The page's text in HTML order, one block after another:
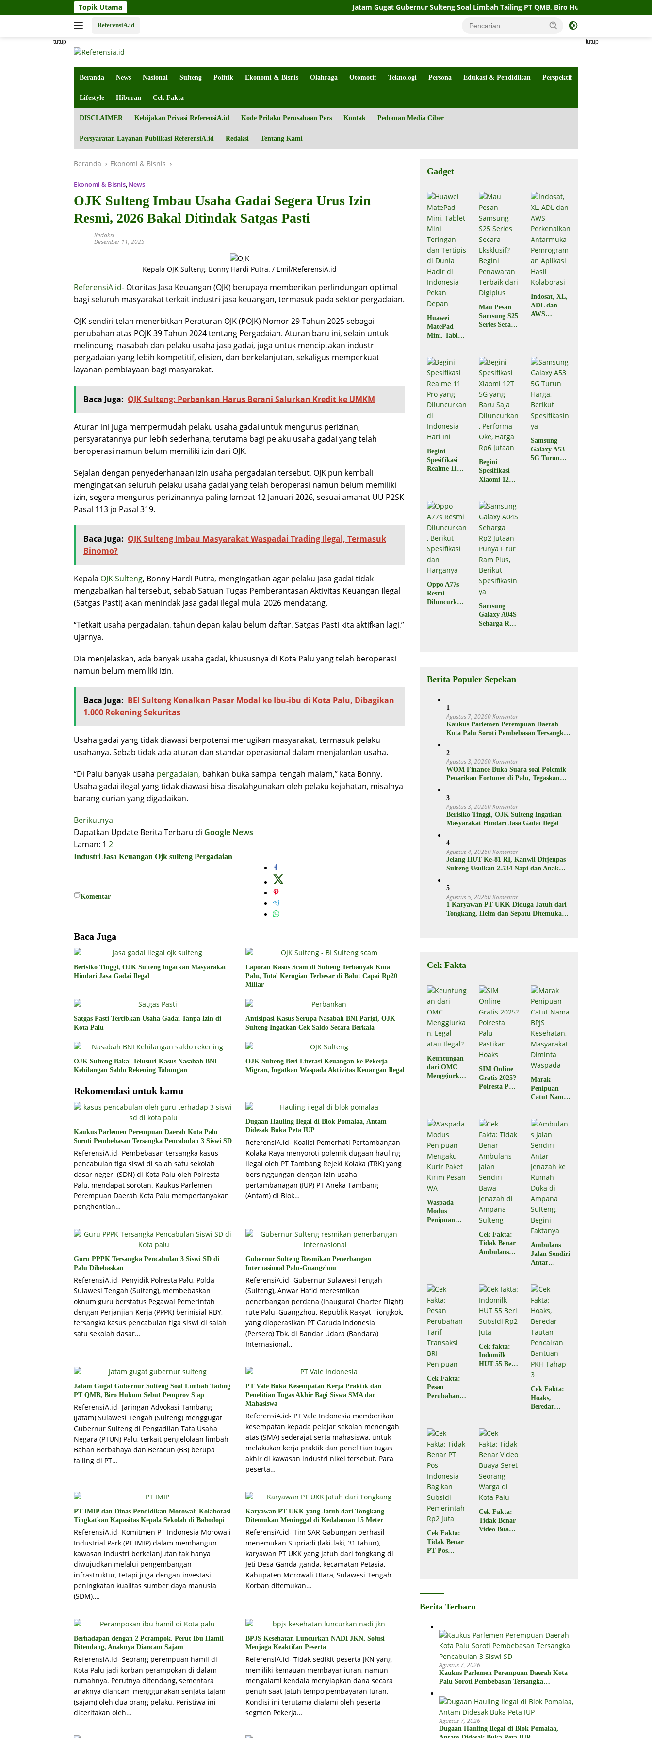
ke
Topik Utama Jatam Gugat Gubernur Sulteng Soal Limbah Tailing PT QMB, Biro Hukum Sebut Pemprov Siap
ReferensiA.id
tutup tutup
Beranda News Nasional Sulteng Politik Ekonomi & Bisnis Olahraga Otomotif Teknologi Persona Edukasi & Pendidikan Perspektif
Lifestyle Hiburan Cek Fakta
DISCLAIMER Kebijakan Privasi ReferensiA.id Kode Prilaku Perusahaan Pers Kontak Pedoman Media Ciber
Persyaratan Layanan Publikasi ReferensiA.id Redaksi Tentang Kami
Beranda Ekonomi & Bisnis
Ekonomi & Bisnis, News
OJK Sulteng Imbau Usaha Gadai Segera Urus Izin
Resmi, 2026 Bakal Ditindak Satgas Pasti
Redaksi
Desember 11, 2025
Kepala OJK Sulteng, Bonny Hardi Putra. / Emil/ReferensiA.id
ReferensiA.id- Otoritas Jasa Keuangan (OJK) berupaya memberikan perlindungan optimal
bagi seluruh masyarakat terkait industri jasa keuangan, termasuk pada sektor pergadaian.
OJK sendiri telah menerbitkan Peraturan OJK (POJK) Nomor 29 Tahun 2025 sebagai
perubahan atas POJK 39 Tahun 2024 tentang Pergadaian. Aturan baru ini, selain untuk
melindungi nasabah dan pelaku usaha jasa gadai, juga untuk menciptakan industri
pergadaian yang lebih kompetitif, efisien, dan berkelanjutan, sekaligus memperkuat
layanan pembiayaan bagi masyarakat.
Baca Juga: OJK Sulteng: Perbankan Harus Berani Salurkan Kredit ke UMKM
Aturan ini juga mempermudah pelaku usaha gadai untuk mengurus perizinan,
persyaratannya pun lebih sederhana, terutama bagi pelaku usaha gadai yang telah
beroperasi namun belum memiliki izin dari OJK.
Sejalan dengan penyederhanaan izin usaha pergadaian tersebut, OJK pun kembali
mengingatkan seluruh pelaku usaha gadai yang telah beroperasi namun belum memiliki
izin, segera mengurus perizinannya paling lambat 12 Januari 2026, sesuai amanat UU P2SK
Pasal 113 jo Pasal 319.
Baca Juga: OJK Sulteng Imbau Masyarakat Waspadai Trading Ilegal, Termasuk
Binomo?
Kepala OJK Sulteng, Bonny Hardi Putra, mengingatkan agar pelaku jasa gadai tidak
mengabaikan hal tersebut, sebab ​​​Satuan Tugas Pemberantasan Aktivitas Keuangan Ilegal
(Satgas Pasti) akan menindak jasa gadai ilegal mulai 2026 mendatang.
“Tetkait usaha pergadaian, tahun depan kalau belum daftar, Satgas Pasti kita aktifkan lagi,”
ujarnya.
Dia menjelaskan, ada banyak usaha gadai, khususnya di Kota Palu yang telah beroperasi
namun belum memiliki izin.
Baca Juga: BEI Sulteng Kenalkan Pasar Modal ke Ibu-ibu di Kota Palu, Dibagikan
1.000 Rekening Sekuritas
Usaha gadai yang tidak diawasi berpotensi merugikan masyarakat, termasuk pelaku
usahanya. Sebab tidak ada aturan dan standar operasional dalam menjalanlan usaha.
“Di Palu banyak usaha pergadaian, bahkan buka sampai tengah malam,” kata Bonny.
Usaha gadai ilegal yang tidak diawasi bisa disalahgunakan oleh pelaku kejahatan, misalnya
barang curian yang digadaikan.
Berikutnya
Dapatkan Update Berita Terbaru di Google News
Laman: 1 2
Industri Jasa Keuangan Ojk sulteng Pergadaian
Komentar
Baca Juga
Berisiko Tinggi, OJK Sulteng Ingatkan Masyarakat
Hindari Jasa Gadai Ilegal
Laporan Kasus Scam di Sulteng Terbanyak Kota
Palu, Total Kerugian Terbesar di Balut Capai Rp20
Miliar
Satgas Pasti Tertibkan Usaha Gadai Tanpa Izin di
Kota Palu
Antisipasi Kasus Serupa Nasabah BNI Parigi, OJK
Sulteng Ingatkan Cek Saldo Secara Berkala
OJK Sulteng Bakal Telusuri Kasus Nasabah BNI
Kehilangan Saldo Rekening Tabungan
OJK Sulteng Beri Literasi Keuangan ke Pekerja
Migran, Ingatkan Waspada Aktivitas Keuangan Ilegal
Rekomendasi untuk kamu
Kaukus Parlemen Perempuan Daerah Kota Palu
Soroti Pembebasan Tersangka Pencabulan 3 Siswi SD
ReferensiA.id- Pembebasan tersangka kasus
pencabulan tiga siswi di salah satu sekolah
dasar negeri (SDN) di Kota Palu oleh Polresta
Palu, mendapat sorotan. Kaukus Parlemen
Perempuan Daerah Kota Palu mempertanyakan
penghentian…
Dugaan Hauling Ilegal di Blok Pomalaa, Antam
Didesak Buka Peta IUP
ReferensiA.id- Koalisi Pemerhati Pertambangan
Kolaka Raya menyoroti polemik dugaan hauling
ilegal oleh PT Tambang Rejeki Kolaka (TRK) yang
bersinggungan dengan izin usaha
pertambanagan (IUP) PT Aneka Tambang
(Antam) di Blok…
Guru PPPK Tersangka Pencabulan 3 Siswi SD di
Palu Dibebaskan
ReferensiA.id- Penyidik Polresta Palu, Polda
Sulawesi Tengah (Sulteng), membebaskan
oknum guru berstatus Pegawai Pemerintah
dengan Perjanjian Kerja (PPPK) berinisial RBY,
tersangka kasus pencabulan tiga siswi di salah
satu sekolah dasar…
Gubernur Sulteng Resmikan Penerbangan
Internasional Palu-Guangzhou
ReferensiA.id- Gubernur Sulawesi Tengah
(Sulteng), Anwar Hafid meresmikan
penerbangan perdana (Inaugural Charter Flight)
rute Palu–Guangzhou, Republik Rakyat Tiongkok,
yang dioperasikan PT Garuda Indonesia
(Persero) Tbk, di Bandar Udara (Bandara)
Internasional…
Jatam Gugat Gubernur Sulteng Soal Limbah Tailing
PT QMB, Biro Hukum Sebut Pemprov Siap
ReferensiA.id- Jaringan Advokasi Tambang
(Jatam) Sulawesi Tengah (Sulteng) menggugat
Gubernur Sulteng di Pengadilan Tata Usaha
Negara (PTUN) Palu, terkait pengelolaan limbah
Bahan Berbahaya dan Beracun (B3) berupa
tailing di PT…
PT Vale Buka Kesempatan Kerja Praktik dan
Penelitian Tugas Akhir Bagi Siswa SMA dan
Mahasiswa
ReferensiA.id- PT Vale Indonesia memberikan
kesempatan kepada pelajar sekolah menengah
atas (SMA) sederajat serta mahasiswa, untuk
melakukan kerja praktik dan penelitian tugas
akhir di kawasan industri nikel tersebut. Para
peserta…
PT IMIP dan Dinas Pendidikan Morowali Kolaborasi
Tingkatkan Kapasitas Kepala Sekolah di Bahodopi
ReferensiA.id- Komitmen PT Indonesia Morowali
Industrial Park (PT IMIP) dalam membangun
kawasan industri berkelanjutan tak hanya
diwujudkan melalui pengembangan
infrastruktur, tetapi juga dengan investasi
peningkatan kualitas sumber daya manusia
(SDM)….
Karyawan PT UKK yang Jatuh dari Tongkang
Ditemukan Meninggal di Kedalaman 15 Meter
ReferensiA.id- Tim SAR Gabungan berhasil
menemukan Supriadi (laki-laki, 31 tahun),
karyawan PT UKK yang jatuh dari tongkang di
Jeti Desa Ganda-ganda, kecamatan Petasia,
Kabupaten Morowali Utara, Sulawesi Tengah.
Korban ditemukan…
Berhadapan dengan 2 Perampok, Perut Ibu Hamil
Ditendang, Anaknya Diancam Sajam
ReferensiA.id- Seorang perempuan hamil di
Kota Palu jadi korban perampokan di dalam
rumahnya. Perutnya ditendang, sementara
anaknya diancam menggunakan senjata tajam
(sajam) oleh dua orang pelaku. Peristiwa ini
diceritakan oleh…
BPJS Kesehatan Luncurkan NADI JKN, Solusi
Menjaga Keaktifan Peserta
ReferensiA.id- Tidak sedikit peserta JKN yang
memiliki kemauan membayar iuran, namun
mengalami kendala menyiapkan dana secara
penuh saat jatuh tempo pembayaran iuran.
Kondisi ini terutama dialami oleh peserta
segmen Pekerja…
Gadget
Huawei
MatePad
Mini, Tablet
Tertipis di
Dunia Hadir
di Indonesia
Pekan Depan
Mau Pesan
Samsung S25
Series Secara
Terbaik dari
Digiplus
Indosat, XL,
ADL dan
AWS
Hasil
Kolaborasi
Begini
Spesifikasi
Realme 11
Hari Ini
Begini
Spesifikasi
Xiaomi 12T
Diluncurkan,
Performa
Oke, Harga
Rp6 Jutaan
Samsung
Galaxy A53
5G Turun
Oppo A77s
Resmi
Diluncurkan,
Samsung
Galaxy A04S
Seharga Rp2
Berita Populer Sepekan
1
Agustus 7, 20260 Komentar
Kaukus Parlemen Perempuan Daerah
Kota Palu Soroti Pembebasan Tersangka
2
Agustus 3, 20260 Komentar
WOM Finance Buka Suara soal Polemik
Penarikan Fortuner di Palu, Tegaskan
3
Agustus 3, 20260 Komentar
Berisiko Tinggi, OJK Sulteng Ingatkan
Masyarakat Hindari Jasa Gadai Ilegal
4
Agustus 4, 20260 Komentar
Jelang HUT Ke-81 RI, Kanwil Ditjenpas
Sulteng Usulkan 2.534 Napi dan Anak
5
Agustus 5, 20260 Komentar
1 Karyawan PT UKK Diduga Jatuh dari
Tongkang, Helm dan Sepatu Ditemukan
Cek Fakta
Keuntungan
dari OMC
Menggiurkan
SIM Online
Gratis 2025?
Polresta Palu
Marak
Penipuan
Catut Nama
Masyarakat
Diminta
Waspada
Waspada
Modus
Penipuan
Cek Fakta:
Tidak Benar
Ambulans
Ampana
Sulteng
Ambulans
Jalan Sendiri
Antar
di Ampana
Sulteng,
Begini
Faktanya
Cek Fakta:
Pesan
Perubahan
Penipuan
Cek fakta:
Indomilk
HUT 55 Beri
Cek Fakta:
Hoaks,
Beredar
Cek Fakta:
Tidak Benar
PT Pos
Rp2 Juta
Cek Fakta:
Tidak Benar
Video Buaya
Berita Terbaru
Agustus 7, 2026
Kaukus Parlemen Perempuan Daerah Kota
Palu Soroti Pembebasan Tersangka
Agustus 7, 2026
Dugaan Hauling Ilegal di Blok Pomalaa,